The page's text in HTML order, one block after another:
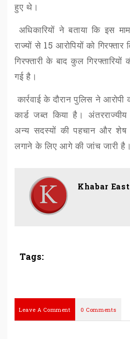
हुए थे।
अधिकारियों ने बताया कि इस
राज्यों से 15 आरोपियों को
गिरफ्तारी के बाद कुल
गई है।
कार्रवाई के दौरान पुलिस ने
कार्ड जब्त किया है।
अन्य सदस्यों की पहचान और शेष
लगाने के लिए आगे की जांच जारी है।
Khabar East
Tags:
Leave A Comment 0 Comments